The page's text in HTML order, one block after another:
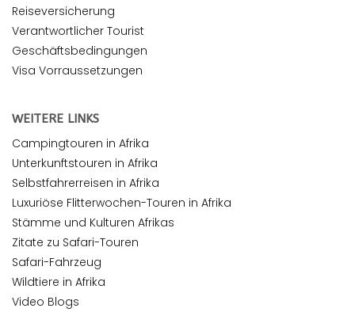
Reiseversicherung
Verantwortlicher Tourist
Geschäftsbedingungen
Visa Vorraussetzungen
WEITERE LINKS
Campingtouren in Afrika
Unterkunftstouren in Afrika
Selbstfahrerreisen in Afrika
Luxuriöse Flitterwochen-Touren in Afrika
Stämme und Kulturen Afrikas
Zitate zu Safari-Touren
Safari-Fahrzeug
Wildtiere in Afrika
Video Blogs